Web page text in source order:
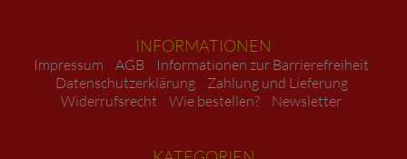
INFORMATIONEN
Impressum AGB
Informationen zur Barrierefreiheit
Datenschutzerklärung
Zahlung und Lieferung
Widerrufsrecht
Wie bestellen? Newsletter